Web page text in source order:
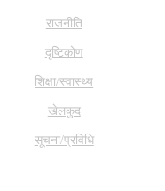
राजनीति
दृष्टिकोण
शिक्षा/स्वास्थ्य
खेलकुद
सूचना/प्रविधि